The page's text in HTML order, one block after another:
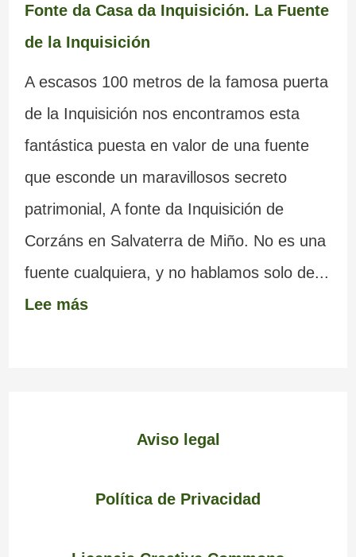
Fonte da Casa da Inquisición. La Fuente
de la Inquisición
A escasos 100 metros de la famosa puerta
de la Inquisición nos encontramos esta
fantástica puesta en valor de una fuente
que esconde un maravillosos secreto
patrimonial, A fonte da Inquisición de
Corzáns en Salvaterra de Miño. No es una
fuente cualquiera, y no hablamos solo de...
Lee más
Aviso legal
Política de Privacidad